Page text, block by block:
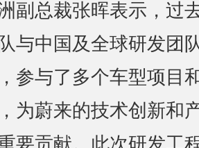
总裁张晖表示，过
与中国及全球研发团
参与了多个车型项目
为蔚来的技术创新和
要贡献。此次研发工